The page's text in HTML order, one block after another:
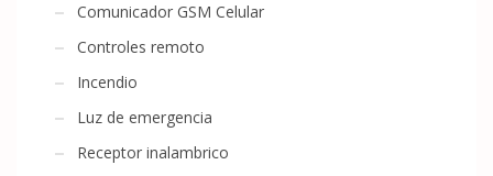
Comunicador GSM Celular
Controles remoto
Incendio
Luz de emergencia
Receptor inalambrico